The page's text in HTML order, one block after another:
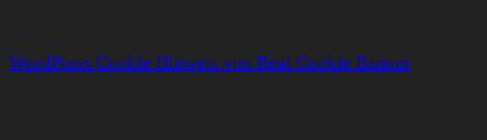
WordPress Cookie Hinweis von Real Cookie Banner